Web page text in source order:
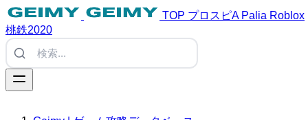
TOP プロスピA Palia Roblox
桃鉄2020